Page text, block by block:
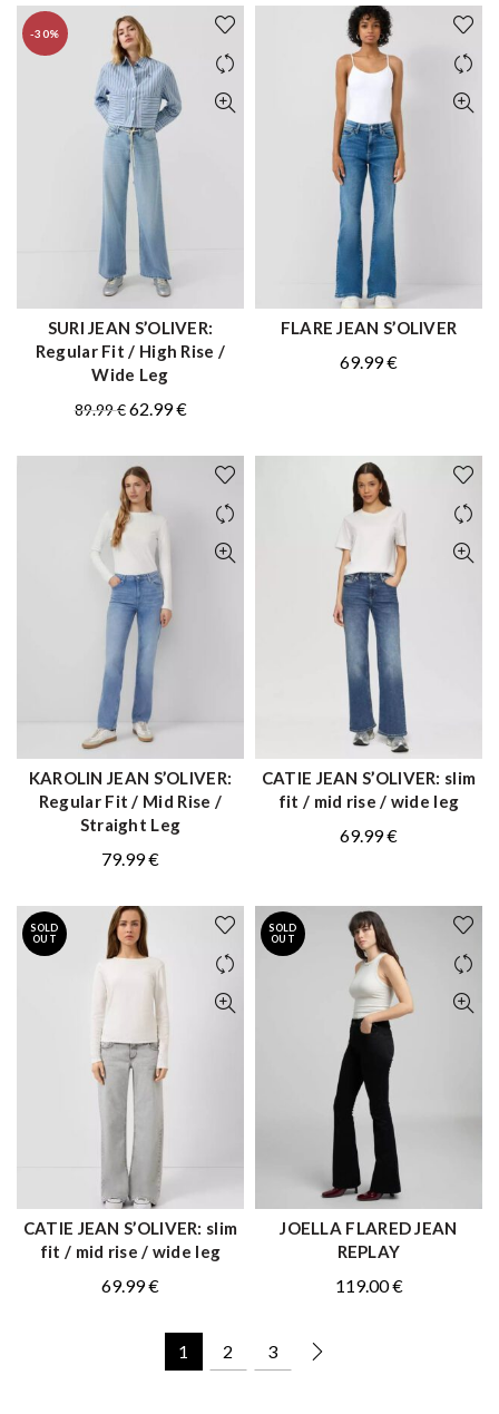
was:
69.99 €.
τιμή
είναι:
48.99 €.
was:
139.99 €.
τιμή
είναι:
83.99 €.
-30%
ΑΓΟΡΑ
SURI JEAN S’OLIVER:
Regular Fit / High Rise /
Wide Leg
89.99€ Original
was:
89.99 €.
62.99€Η
τιμή
είναι:
62.99 €.
ΑΓΟΡΑ
FLARE JEAN S’OLIVER
69.99€
ΑΓΟΡΑ
KAROLIN JEAN S’OLIVER:
Regular Fit / Mid Rise /
Straight Leg
79.99€
ΑΓΟΡΑ
CATIE JEAN S’OLIVER: slim
fit / mid rise / wide leg
69.99€
SOLD
OUT
ΑΓΟΡΑ
CATIE JEAN S’OLIVER: slim
fit / mid rise / wide leg
69.99€
SOLD
OUT
ΑΓΟΡΑ
JOELLA FLARED JEAN
REPLAY
119.00€
1 2 3